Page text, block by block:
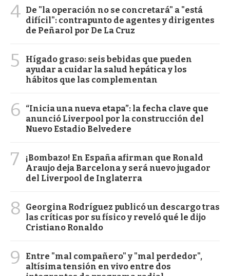
4 De "la operación no se concretará" a "está
difícil": contrapunto de agentes y dirigentes
de Peñarol por De La Cruz
5
Hígado graso: seis bebidas que pueden
ayudar a cuidar la salud hepática y los
hábitos que las complementan
6
“Inicia una nueva etapa”: la fecha clave que
anunció Liverpool por la construcción del
Nuevo Estadio Belvedere
7
¡Bombazo! En España afirman que Ronald
Araujo deja Barcelona y será nuevo jugador
del Liverpool de Inglaterra
8
Georgina Rodríguez publicó un descargo tras
las críticas por su físico y reveló qué le dijo
Cristiano Ronaldo
9
Entre "mal compañero" y "mal perdedor",
altísima tensión en vivo entre dos